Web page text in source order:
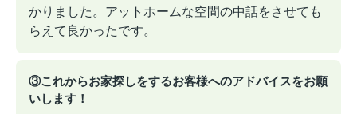
かりました。アットホームな空間の中話をさせても
らえて良かったです。
③これからお家探しをするお客様へのアドバイスをお願
いします！